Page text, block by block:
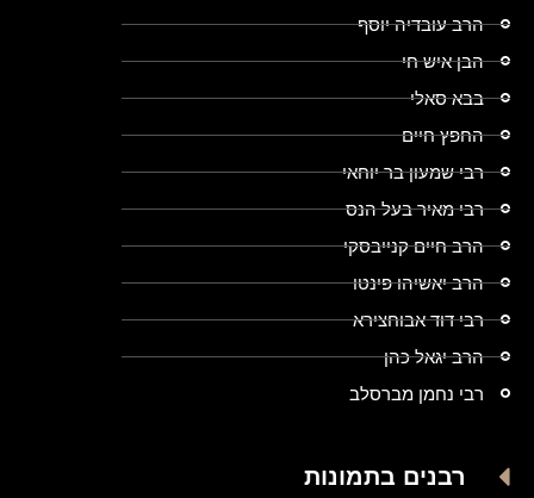
הרב עובדיה יוסף
הבן איש חי
בבא סאלי
החפץ חיים
רבי שמעון בר יוחאי
רבי מאיר בעל הנס
הרב חיים קנייבסקי
הרב יאשיהו פינטו
רבי דוד אבוחצירא
הרב יגאל כהן
רבי נחמן מברסלב
רבנים בתמונות